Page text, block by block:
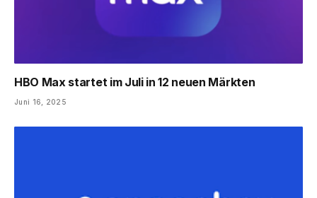
HBO Max startet im Juli in 12 neuen Märkten
Juni 16, 2025